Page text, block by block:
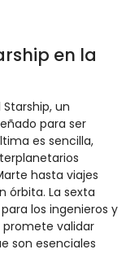
en la
un
para ser
es sencilla,
hasta viajes
órbita. La sexta
los ingenieros y
validar
son esenciales